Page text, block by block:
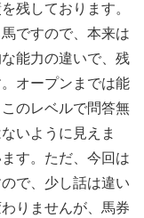
残しております。
ですので、本来は
能力の違いで、残
オープンまでは能
のレベルで問答無
いように見えま
す。ただ、今回は
で、少し話は違い
りませんが、馬券